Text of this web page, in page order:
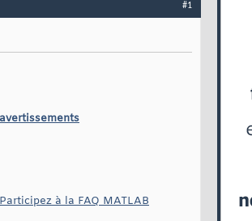
#1
Participez à la FAQ MATLAB